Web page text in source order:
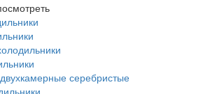
серебристые